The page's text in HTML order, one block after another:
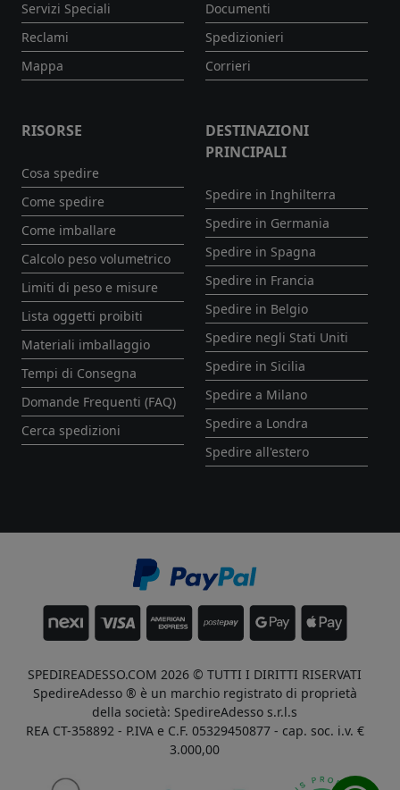
Servizi Speciali
Reclami
Mappa
Documenti
Spedizionieri
Corrieri
RISORSE
Cosa spedire
Come spedire
Come imballare
Calcolo peso volumetrico
Limiti di peso e misure
Lista oggetti proibiti
Materiali imballaggio
Tempi di Consegna
Domande Frequenti (FAQ)
Cerca spedizioni
DESTINAZIONI
PRINCIPALI
Spedire in Inghilterra
Spedire in Germania
Spedire in Spagna
Spedire in Francia
Spedire in Belgio
Spedire negli Stati Uniti
Spedire in Sicilia
Spedire a Milano
Spedire a Londra
Spedire all'estero
SPEDIREADESSO.COM 2026 © TUTTI I DIRITTI RISERVATI
SpedireAdesso ® è un marchio registrato di proprietà
della società: SpedireAdesso s.r.l.s
REA CT-358892 - P.IVA e C.F. 05329450877 - cap. soc. i.v. €
3.000,00